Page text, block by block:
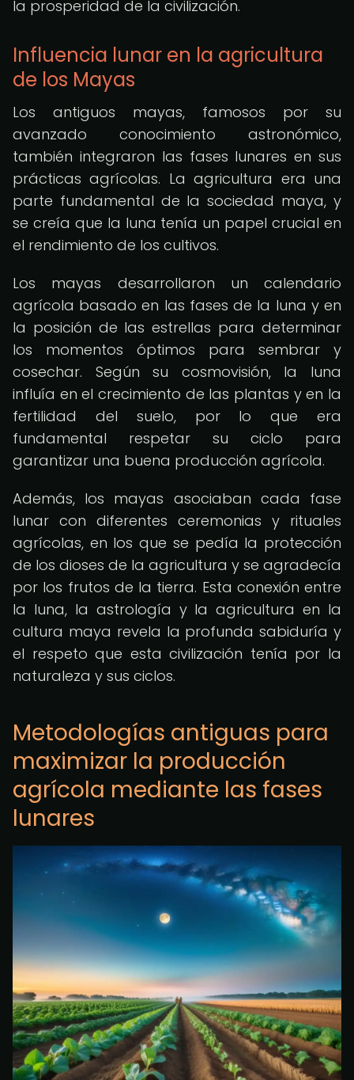
la prosperidad de la civilización.
Influencia lunar en la agricultura
de los Mayas
Los antiguos mayas, famosos por su
avanzado conocimiento astronómico,
también integraron las fases lunares en sus
prácticas agrícolas. La agricultura era una
parte fundamental de la sociedad maya, y
se creía que la luna tenía un papel crucial en
el rendimiento de los cultivos.
Los mayas desarrollaron un calendario
agrícola basado en las fases de la luna y en
la posición de las estrellas para determinar
los momentos óptimos para sembrar y
cosechar. Según su cosmovisión, la luna
influía en el crecimiento de las plantas y en la
fertilidad del suelo, por lo que era
fundamental respetar su ciclo para
garantizar una buena producción agrícola.
Además, los mayas asociaban cada fase
lunar con diferentes ceremonias y rituales
agrícolas, en los que se pedía la protección
de los dioses de la agricultura y se agradecía
por los frutos de la tierra. Esta conexión entre
la luna, la astrología y la agricultura en la
cultura maya revela la profunda sabiduría y
el respeto que esta civilización tenía por la
naturaleza y sus ciclos.
Metodologías antiguas para
maximizar la producción
agrícola mediante las fases
lunares